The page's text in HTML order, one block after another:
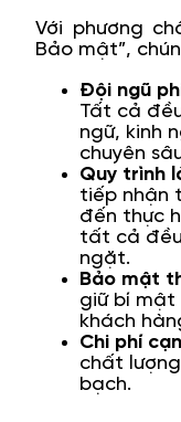
Với phương
Bảo mật”,
Đội ngũ
Tất cả
ngữ, kinh
chuyên
Quy trình
tiếp nhận
đến thực
tất cả
ngặt.
Bảo mật
giữ bí mật
khách
Chi phí
chất
bạch.